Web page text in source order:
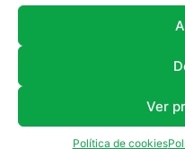
Ver
Política de cookies